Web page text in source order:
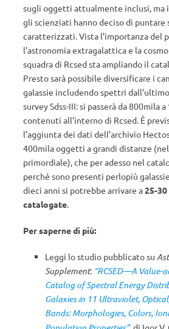
sugli oggetti attualmente inclusi, ma
gli scienziati hanno deciso di puntare
caratterizzati. Vista l’importanza del
l’astronomia extragalattica e la
squadra di Rcsed sta ampliando il
Presto sarà possibile diversificare i
galassie includendo spettri
survey Sdss-III: si passerà da 800mila a
contenuti all’interno di Rcsed. È
l’aggiunta dei dati dell’archivio
400mila oggetti a grandi distanze
primordiale), che per adesso nel
perché sono presenti perlopiù
dieci anni si potrebbe arrivare a25-
catalogate.
Per saperne di più:
Leggi lo studio pubblicato su
Supplement: “RCSED—A Value-
Catalog of Spectral Energy
Galaxies in 11 Ultraviolet,
Bands: Morphologies, Colors,